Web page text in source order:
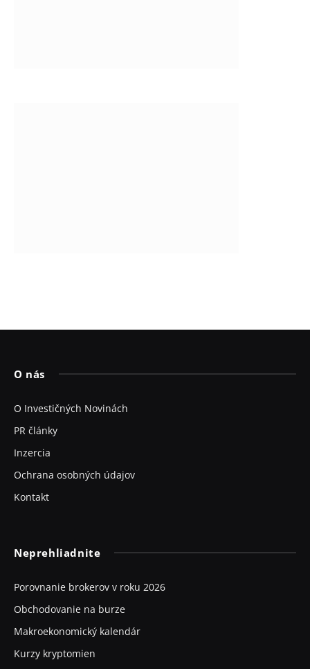
O nás
O Investičných Novinách
PR články
Inzercia
Ochrana osobných údajov
Kontakt
Neprehliadnite
Porovnanie brokerov v roku 2026
Obchodovanie na burze
Makroekonomický kalendár
Kurzy kryptomien